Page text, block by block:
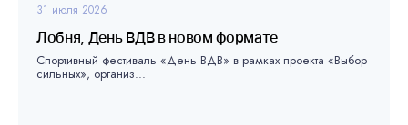
31 июля 2026
Лобня, День ВДВ в новом формате
Спортивный фестиваль «День ВДВ» в рамках проекта «Выбор
сильных», организ...